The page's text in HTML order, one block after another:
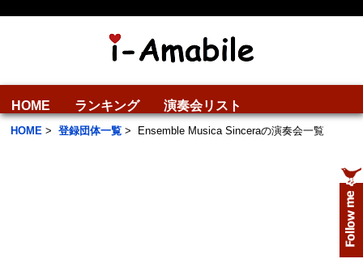
HOME ランキング 演奏会リスト
HOME > 登録団体一覧 > Ensemble Musica Sinceraの演奏会一覧